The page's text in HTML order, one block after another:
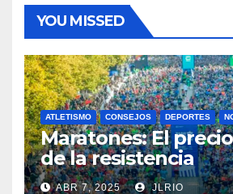
YOU MISSED
ATLETISMO CONSEJOS DEPORTES
Maratones: El
de la resistencia
ABR 7, 2025 JLRIO